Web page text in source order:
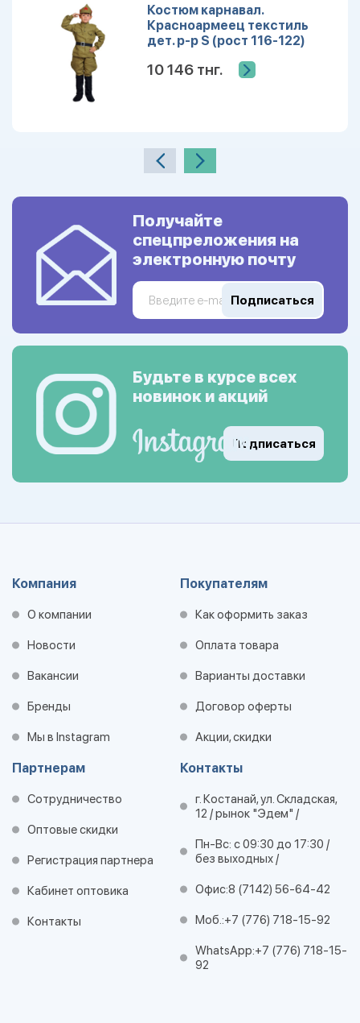
Костюм карнавал.
Красноармеец текстиль
дет. р-р S (рост 116-122)
10 146 тнг.
Получайте
спецпреложения на
электронную почту
Подписаться
Будьте в курсе всех
новинок и акций
Подписаться
Компания
О компании
Новости
Вакансии
Бренды
Мы в Instagram
Покупателям
Как оформить заказ
Оплата товара
Варианты доставки
Договор оферты
Акции, скидки
Партнерам
Сотрудничество
Оптовые скидки
Регистрация партнера
Кабинет оптовика
Контакты
Контакты
г. Костанай, ул. Складская,
12 / рынок "Эдем" /
Пн-Вс: с 09:30 до 17:30 /
без выходных /
Офис:8 (7142) 56-64-42
Моб.:+7 (776) 718-15-92
WhatsApp:+7 (776) 718-15-
92